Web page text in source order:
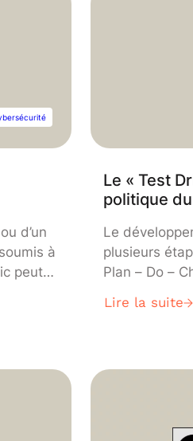
le but de
d’un
à
peut
C’est
Le « Test
politique
Le
plusieurs
Plan – Do –
c’est
des logiciels.
méthode ?
Lire la suite